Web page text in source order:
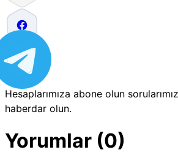
Hesaplarımıza abone olun
haberdar olun.
Yorumlar (0)